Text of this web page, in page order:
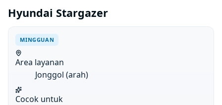
Hyundai Stargazer
MINGGUAN
Area layanan
Jonggol (arah)
Cocok untuk